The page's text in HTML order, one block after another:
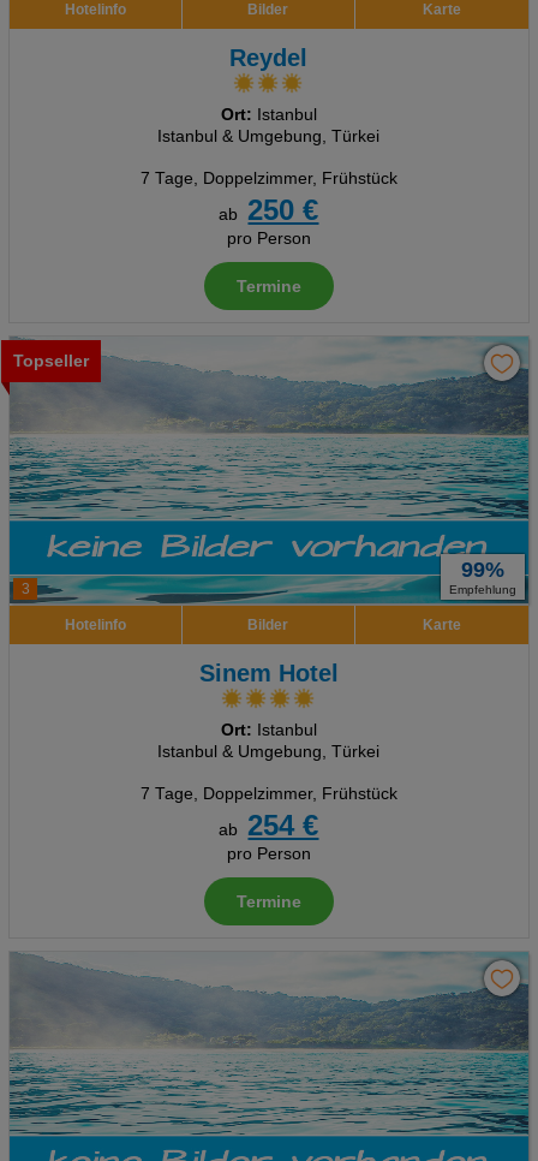
Hotelinfo Bilder Karte
Reydel
Ort: Istanbul
Istanbul & Umgebung, Türkei
7 Tage, Doppelzimmer, Frühstück
ab
250 €
pro Person
Termine
3
Topseller
99%
Empfehlung
Hotelinfo Bilder Karte
Sinem Hotel
Ort: Istanbul
Istanbul & Umgebung, Türkei
7 Tage, Doppelzimmer, Frühstück
ab
254 €
pro Person
Termine